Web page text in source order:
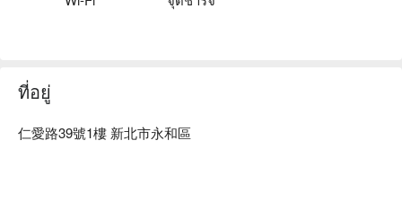
แวดล้อมสว่างและสะดวกสบาย。ทำเลที่ยอดเยี่ยม: ใกล้สถานี
รถไฟฟ้าทางด่วน頂溪, เดินประมาณ 10 วินาที。
剪不簡單髮藝｜頂溪店 จอง, 剪不簡單髮藝｜頂溪店 ราคา, 剪
ที่อยู่
仁愛路39號1樓 新北市永和區